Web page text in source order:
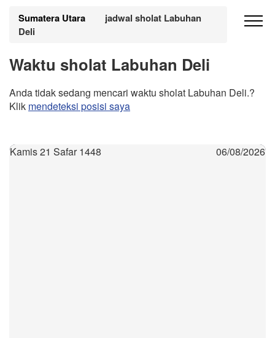
Sumatera Utara
jadwal sholat Labuhan
Deli
Waktu sholat Labuhan Deli
Anda tidak sedang mencari waktu sholat Labuhan Deli.?
Klik mendeteksi posisi saya
Kamis 21 Safar 1448 06/08/2026